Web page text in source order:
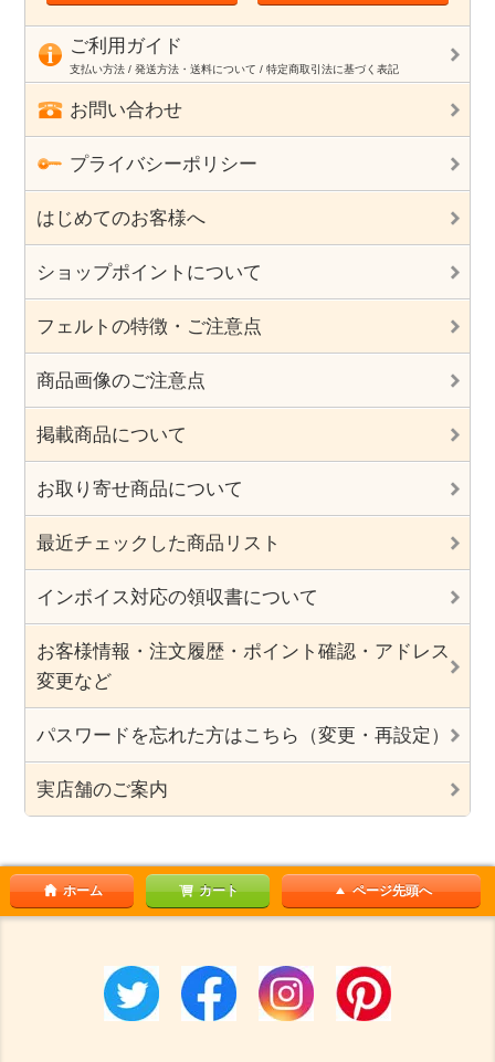
ご利用ガイド
支払い方法 / 発送方法・送料について / 特定商取引法に基づく表記
お問い合わせ
プライバシーポリシー
はじめてのお客様へ
ショップポイントについて
フェルトの特徴・ご注意点
商品画像のご注意点
掲載商品について
お取り寄せ商品について
最近チェックした商品リスト
インボイス対応の領収書について
お客様情報・注文履歴・ポイント確認・アドレス
変更など
パスワードを忘れた方はこちら（変更・再設定）
実店舗のご案内
ホーム カート ページ先頭へ